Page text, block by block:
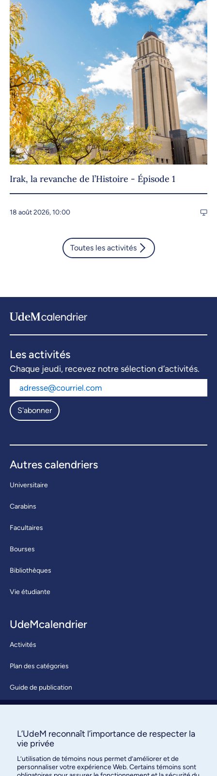
Irak, la revanche de l’Histoire - Épisode 1
18 août 2026, 10:00
Toutes les activités
Les activités
Chaque jeudi, recevez notre sélection d’activités.
S'abonner
Autres calendriers
Universitaire
Carabins
Facultaires
Bourses
Bibliothèques
Vie étudiante
UdeMcalendrier
Activités
Plan des catégories
Guide de publication
À propos / Nous joindre
L’UdeM reconnaît l’importance de respecter la
vie privée
L’utilisation de témoins nous permet d’améliorer et de
personnaliser votre expérience Web. Certains témoins sont